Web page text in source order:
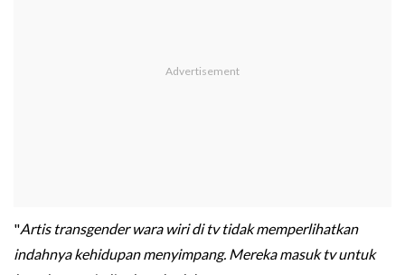
"Artis transgender wara wiri di tv tidak memperlihatkan
indahnya kehidupan menyimpang. Mereka masuk tv untuk